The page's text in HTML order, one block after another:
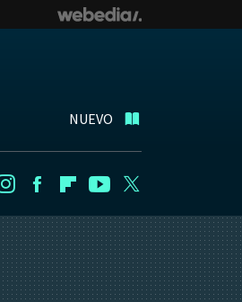
NUEVO
InstagramFacebookFlipboard
Youtube